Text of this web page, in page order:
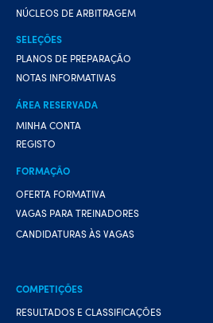
NÚCLEOS DE ARBITRAGEM
SELEÇÕES
PLANOS DE PREPARAÇÃO
NOTAS INFORMATIVAS
ÁREA RESERVADA
MINHA CONTA
REGISTO
FORMAÇÃO
OFERTA FORMATIVA
VAGAS PARA TREINADORES
CANDIDATURAS ÀS VAGAS
COMPETIÇÕES
RESULTADOS E CLASSIFICAÇÕES